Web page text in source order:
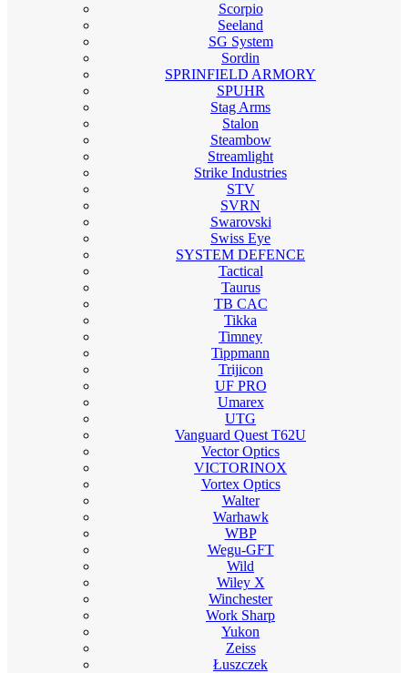
Scorpio
Seeland
SG System
Sordin
SPRINFIELD ARMORY
SPUHR
Stag Arms
Stalon
Steambow
Streamlight
Strike Industries
STV
SVRN
Swarovski
Swiss Eye
SYSTEM DEFENCE
Tactical
Taurus
TB CAC
Tikka
Timney
Tippmann
Trijicon
UF PRO
Umarex
UTG
Vanguard Quest T62U
Vector Optics
VICTORINOX
Vortex Optics
Walter
Warhawk
WBP
Wegu-GFT
Wild
Wiley X
Winchester
Work Sharp
Yukon
Zeiss
Łuszczek